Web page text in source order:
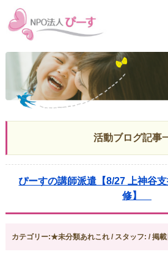
活動ブログ記事
ぴーすの講師派遣【8/27 上神谷
修】
カテゴリー:★未分類あれこれ / スタッフ: / 掲